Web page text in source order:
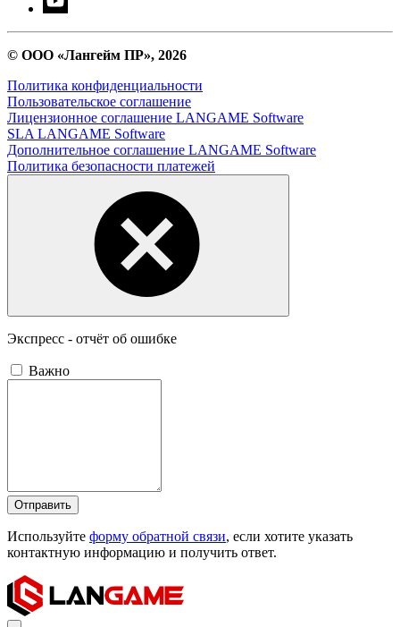
© ООО «Лангейм ПР», 2026
Политика конфиденциальности
Пользовательское соглашение
Лицензионное соглашение LANGAME Software
SLA LANGAME Software
Дополнительное соглашение LANGAME Software
Политика безопасности платежей
Экспресс - отчёт об ошибке
Важно
Отправить
Используйте форму обратной связи, если хотите указать
контактную информацию и получить ответ.